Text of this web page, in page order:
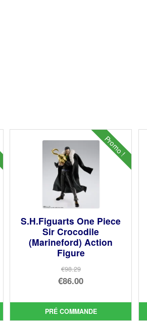
Promo !
S.H.Figuarts One Piece
Sir Crocodile
(Marineford) Action
Figure
€98.29
Le
initial
était :
€86.00
prix
actuel
PRÉ COMMANDE